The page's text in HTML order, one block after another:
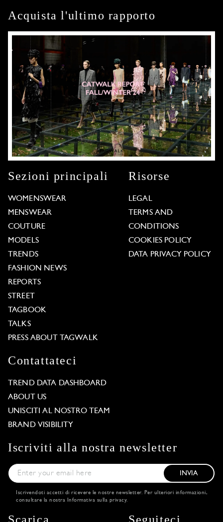
Acquista l'ultimo rapporto
Sezioni principali
WOMENSWEAR
MENSWEAR
COUTURE
MODELS
TRENDS
FASHION NEWS
REPORTS
STREET
TAGBOOK
TALKS
PRESS ABOUT TAGWALK
Risorse
LEGAL
TERMS AND
CONDITIONS
COOKIES POLICY
DATA PRIVACY POLICY
Contattateci
TREND DATA DASHBOARD
ABOUT US
UNISCITI AL NOSTRO TEAM
BRAND VISIBILITY
Iscriviti alla nostra newsletter
INVIA
Iscrivendoti accetti di ricevere le nostre newsletter. Per ulteriori informazioni,
consultare la nostra
Informativa sulla privacy.
Scarica Seguiteci